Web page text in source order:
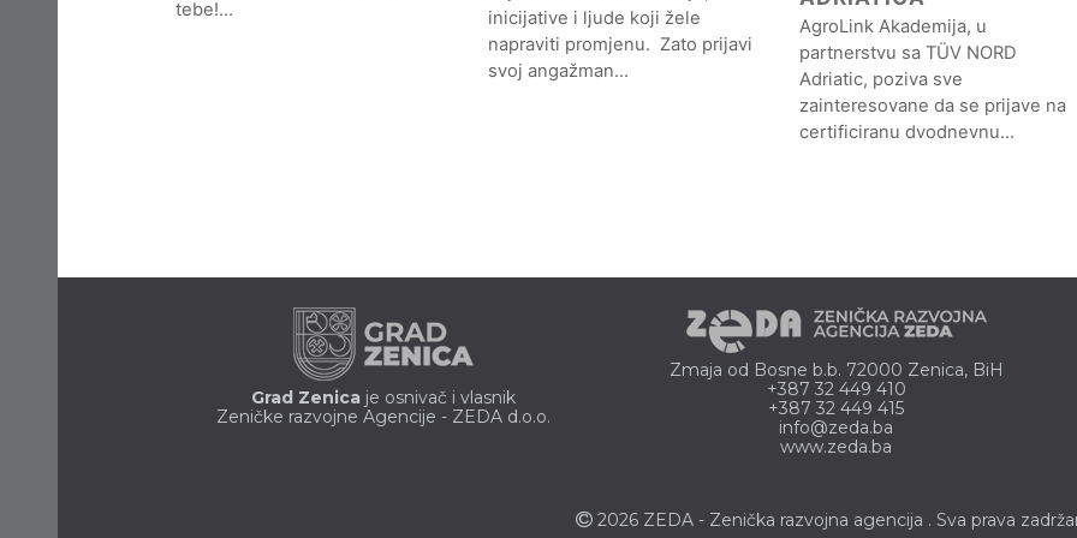
tebe!…
inicijative i ljude koji žele
napraviti promjenu. Zato prijavi
svoj angažman…
AgroLink Akademija, u
partnerstvu sa TÜV NORD
Adriatic, poziva sve
zainteresovane da se prijave na
certificiranu dvodnevnu…
Grad Zenica je osnivač i vlasnik
Zeničke razvojne Agencije - ZEDA d.o.o.
Zmaja od Bosne b.b. 72000 Zenica, BiH
+387 32 449 410
+387 32 449 415
info@zeda.ba
www.zeda.ba
2026 ZEDA - Zenička razvojna agencija . Sva prava